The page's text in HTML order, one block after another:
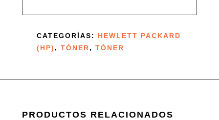
M15,
M15A,
CATEGORÍAS: HEWLETT PACKARD
(HP) , TÓNER, TÓNER
PRODUCTOS RELACIONADOS